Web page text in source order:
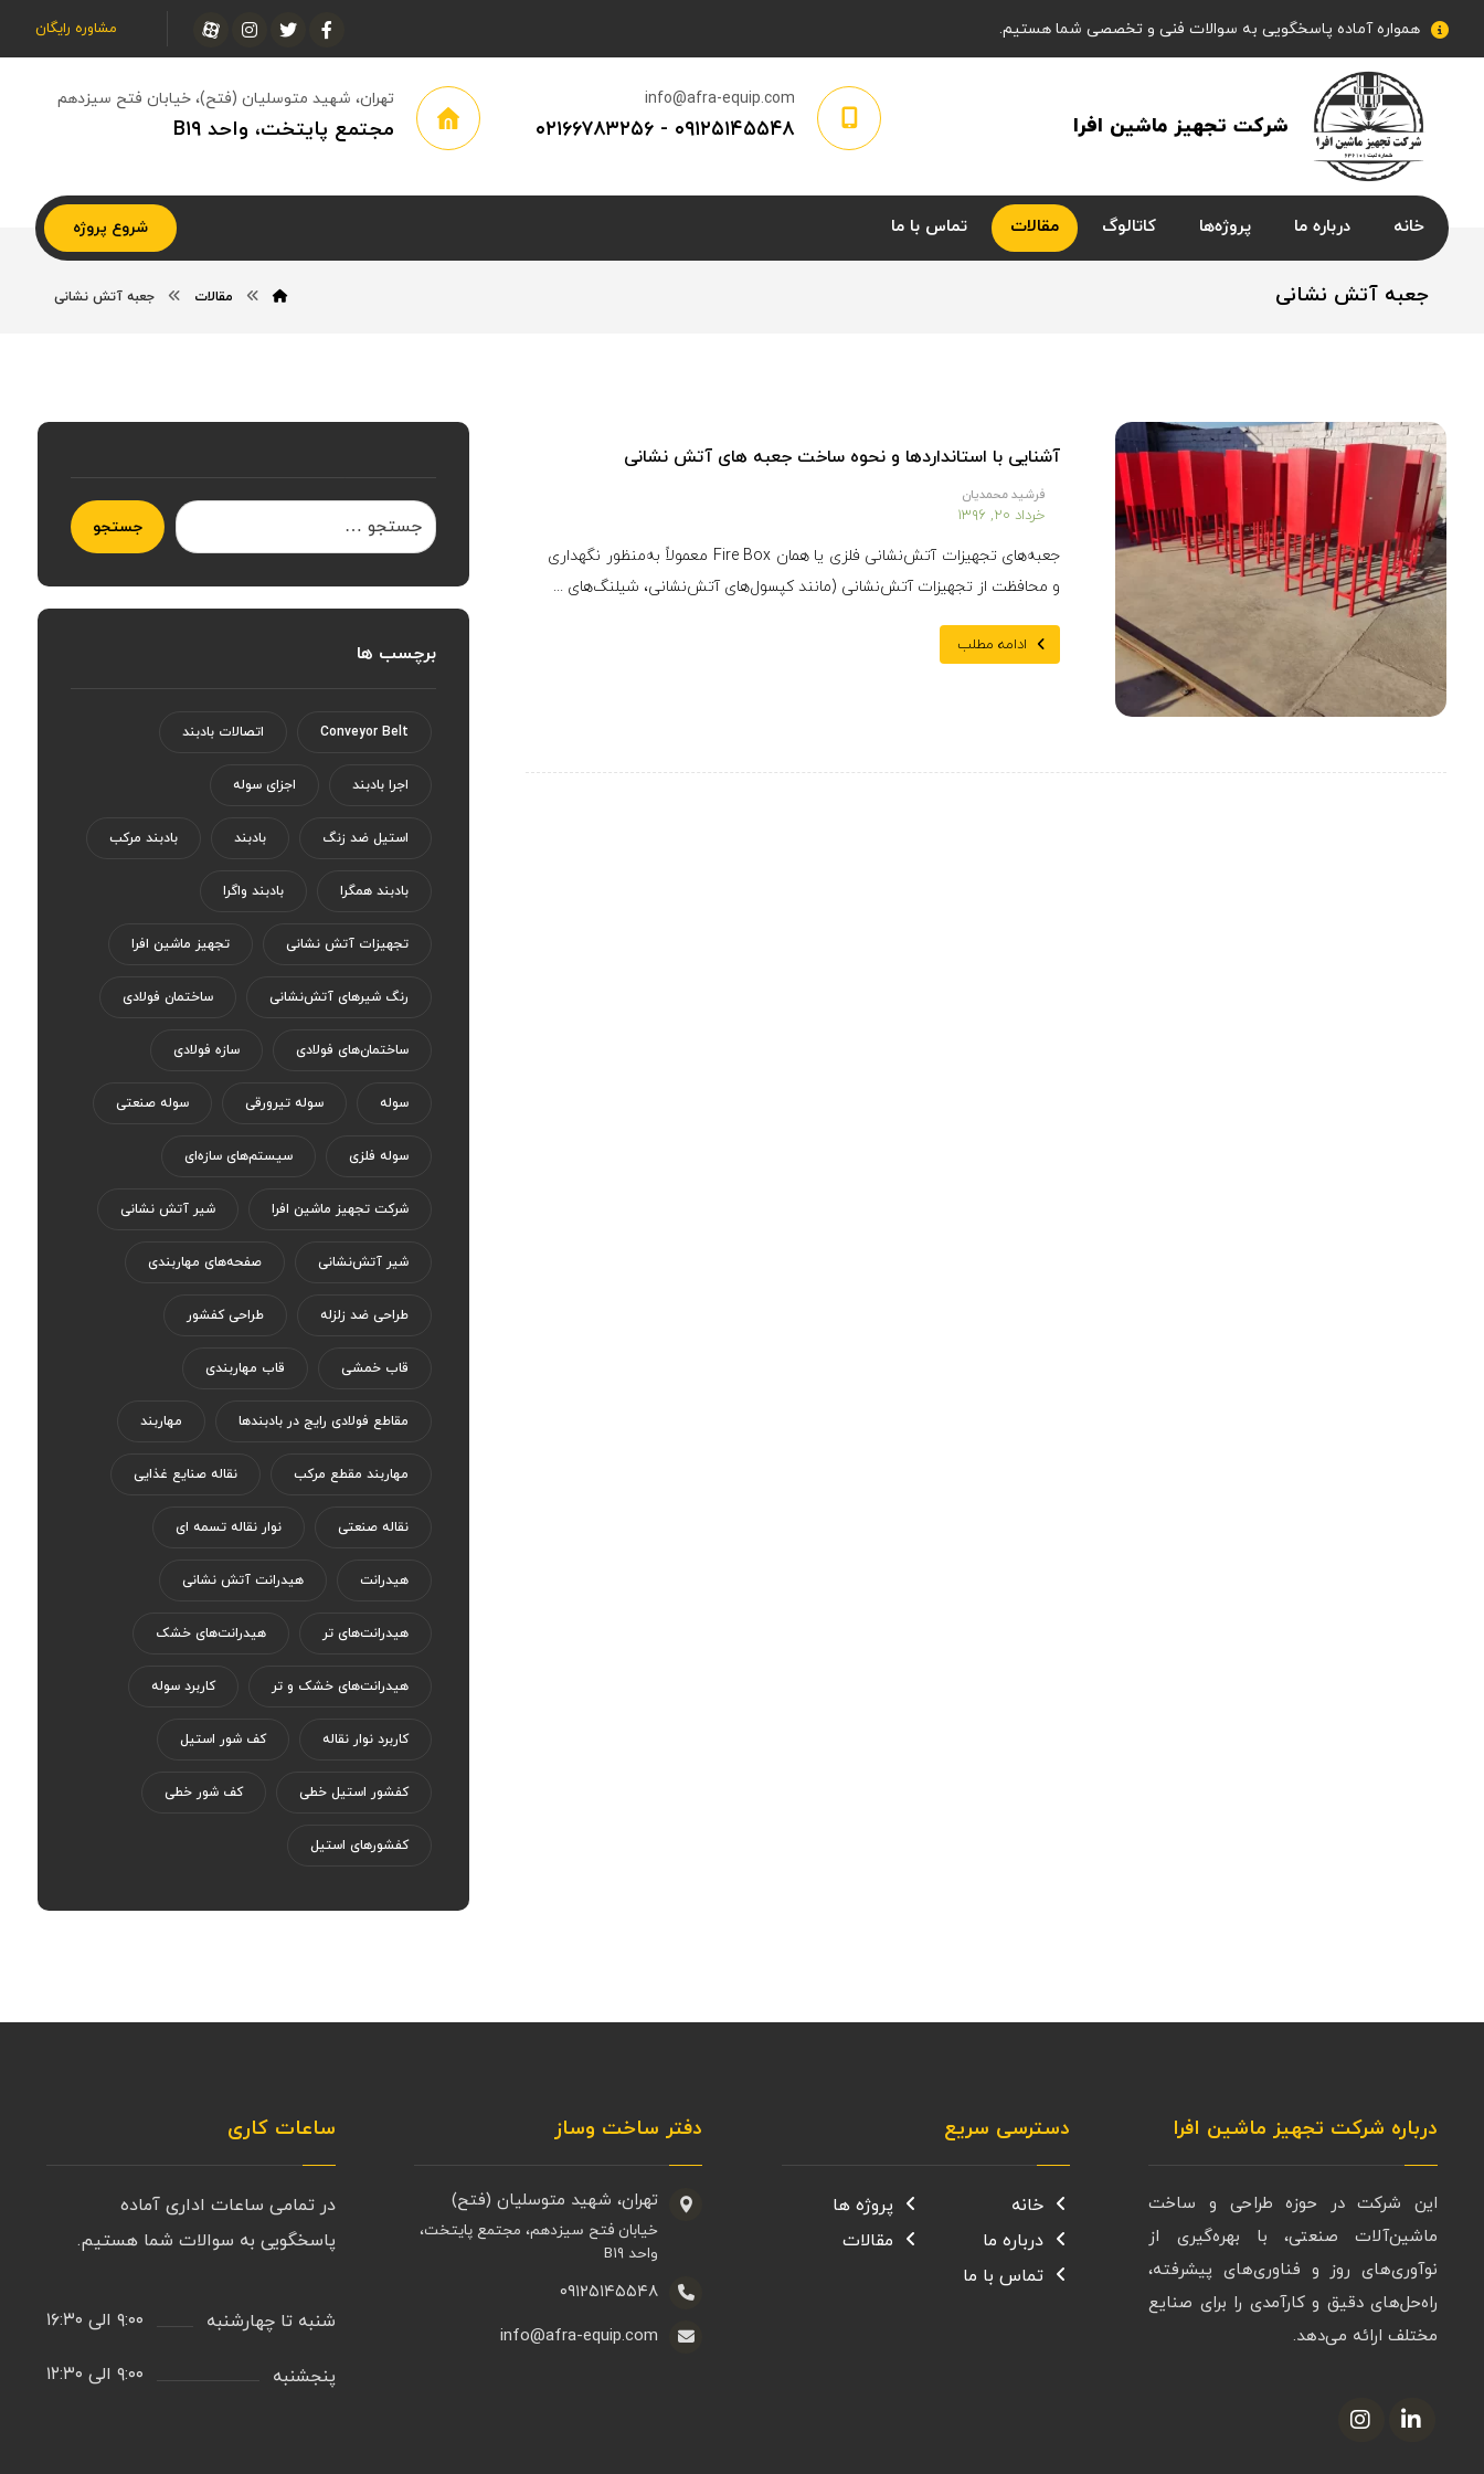
همواره آماده پاسخگویی به سوالات فنی و تخصصی شما هستیم. مشاوره رایگان
شرکت تجهیز ماشین افرا
تهران، شهید متوسلیان (فتح)، خیابان فتح سیزدهم
مجتمع پایتخت، واحد B۱۹
info@afra-equip.com
۰۹۱۲۵۱۴۵۵۴۸ - ۰۲۱۶۶۷۸۳۲۵۶
خانه درباره ما پروژه‌ها کاتالوگ مقالات تماس با ما شروع پروژه
جعبه آتش نشانی مقالات جعبه آتش نشانی
آشنایی با استانداردها و نحوه ساخت جعبه های آتش نشانی
فرشید محمدیان
خرداد ۲۰, ۱۳۹۶
جعبه‌های تجهیزات آتش‌نشانی فلزی یا همان Fire Box معمولاً به‌منظور نگهداری
و محافظت از تجهیزات آتش‌نشانی (مانند کپسول‌های آتش‌نشانی، شیلنگ‌های ...
ادامه مطلب
جستجو
برچسب ها
Conveyor Belt اتصالات بادبند
اجرا بادبند اجزای سوله
استیل ضد زنگ بادبند بادبند مرکب
بادبند همگرا بادبند واگرا
تجهیزات آتش نشانی تجهیز ماشین افرا
رنگ‌ شیر‌های آتش‌نشانی ساختمان فولادی
ساختمان‌های فولادی سازه فولادی
سوله سوله تیرورقی سوله صنعتی
سوله فلزی سیستم‌های سازه‌ای
شرکت تجهیز ماشین افرا شیر آتش نشانی
شیر آتش‌نشانی صفحه‌های مهاربندی
طراحی ضد زلزله طراحی کفشور
قاب خمشی قاب مهاربندی
مقاطع فولادی رایج در بادبندها مهاربند
مهاربند مقطع مرکب نقاله صنایع غذایی
نقاله صنعتی نوار نقاله تسمه ای
هیدرانت هیدرانت آتش نشانی
هیدرانت‌های تر هیدرانت‌های خشک
هیدرانت‌های خشک و تر کاربرد سوله
کاربرد نوار نقاله کف شور استیل
کفشور استیل خطی کف شور خطی
کفشورهای استیل
درباره شرکت تجهیز ماشین افرا
این شرکت در حوزه طراحی و ساخت
ماشین‌آلات صنعتی، با بهره‌گیری از
نوآوری‌های روز و فناوری‌های پیشرفته،
راه‌حل‌های دقیق و کارآمدی را برای صنایع
مختلف ارائه می‌دهد.
دسترسی سریع
خانه
پروژه ها
درباره ما
مقالات
تماس با ما
دفتر ساخت وساز
تهران، شهید متوسلیان (فتح)
خیابان فتح سیزدهم، مجتمع پایتخت،
واحد B۱۹
۰۹۱۲۵۱۴۵۵۴۸
info@afra-equip.com
ساعات کاری
در تمامی ساعات اداری آماده
پاسخگویی به سوالات شما هستیم.
شنبه تا چهارشنبه ۹:۰۰ الی ۱۶:۳۰
پنجشنبه ۹:۰۰ الی ۱۲:۳۰